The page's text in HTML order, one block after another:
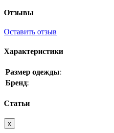
Отзывы
Оставить отзыв
Характеристики
Размер одежды:
Бренд:
Статьи
x